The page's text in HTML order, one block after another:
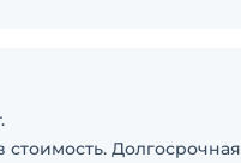
Долгосрочная